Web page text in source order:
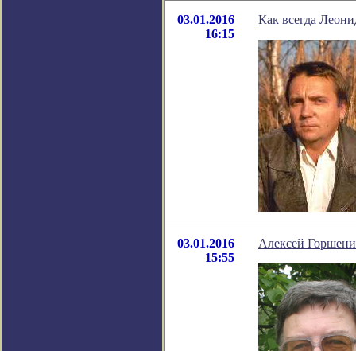
03.01.2016
16:15
Как всегда
03.01.2016
15:55
Алексей